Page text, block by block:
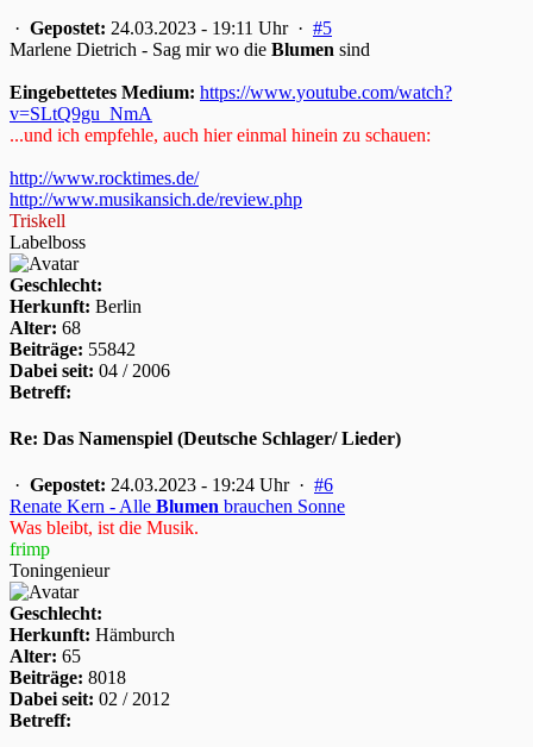
· Gepostet: 24.03.2023 - 19:11 Uhr · #5
Marlene Dietrich - Sag mir wo die Blumen sind
Eingebettetes Medium: https://www.youtube.com/watch?
v=SLtQ9gu_NmA
...und ich empfehle, auch hier einmal hinein zu schauen:
http://www.rocktimes.de/
http://www.musikansich.de/review.php
Triskell
Labelboss
Geschlecht:
Herkunft: Berlin
Alter: 68
Beiträge: 55842
Dabei seit: 04 / 2006
Betreff:
Re: Das Namenspiel (Deutsche Schlager/ Lieder)
· Gepostet: 24.03.2023 - 19:24 Uhr · #6
Renate Kern - Alle Blumen brauchen Sonne
Was bleibt, ist die Musik.
frimp
Toningenieur
Geschlecht:
Herkunft: Hämburch
Alter: 65
Beiträge: 8018
Dabei seit: 02 / 2012
Betreff: